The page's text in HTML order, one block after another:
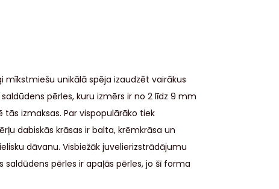
mīkstmiešu unikālā spēja izaudzēt vairākus
pērles, kuru izmērs ir no 2 līdz 9 mm
izmaksas. Par vispopulārāko tiek
dabiskās krāsas ir balta, krēmkrāsa un
dāvanu. Visbiežāk juvelierizstrādājumu
pērles ir apaļās pērles, jo šī forma